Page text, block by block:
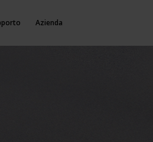
Azienda